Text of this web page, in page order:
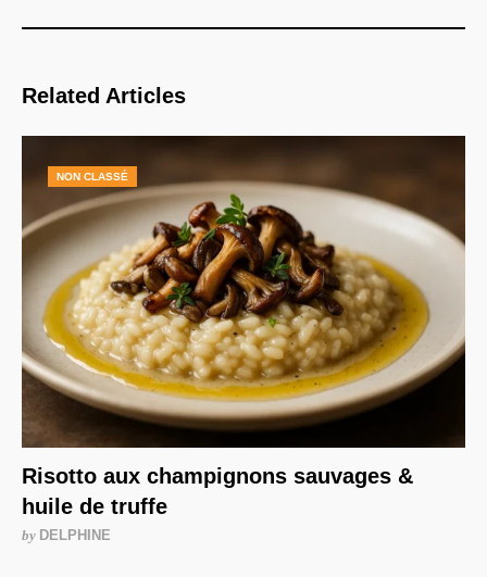
Related Articles
NON CLASSÉ
Risotto aux champignons sauvages &
huile de truffe
by DELPHINE